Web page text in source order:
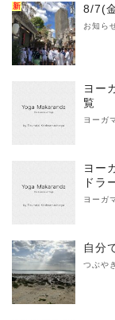
新 8/7(
お知
ヨー
覧
ヨーガ
ヨー
ドラ
ヨーガ
自分
つぶや